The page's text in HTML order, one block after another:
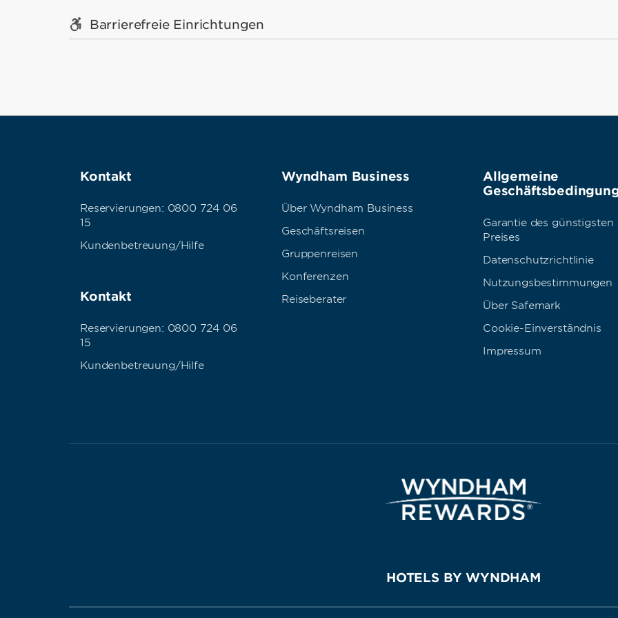
Barrierefreie Einrichtungen
Kontakt
Reservierungen: 0800 724 06
15
Kundenbetreuung/Hilfe
Kontakt
Reservierungen: 0800 724 06
15
Kundenbetreuung/Hilfe
Wyndham Business
Über Wyndham Business
Geschäftsreisen
Gruppenreisen
Konferenzen
Reiseberater
Allgemeine
Garantie des günstigsten
Preises
Datenschutzrichtlinie
Nutzungsbestimmungen
Über Safemark
Cookie-Einverständnis
Impressum
HOTELS BY WYNDHAM